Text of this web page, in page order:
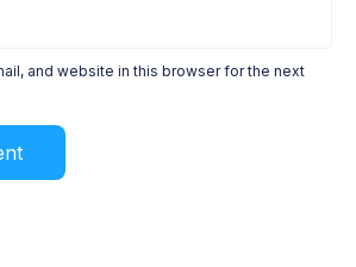
and website in this browser for the next